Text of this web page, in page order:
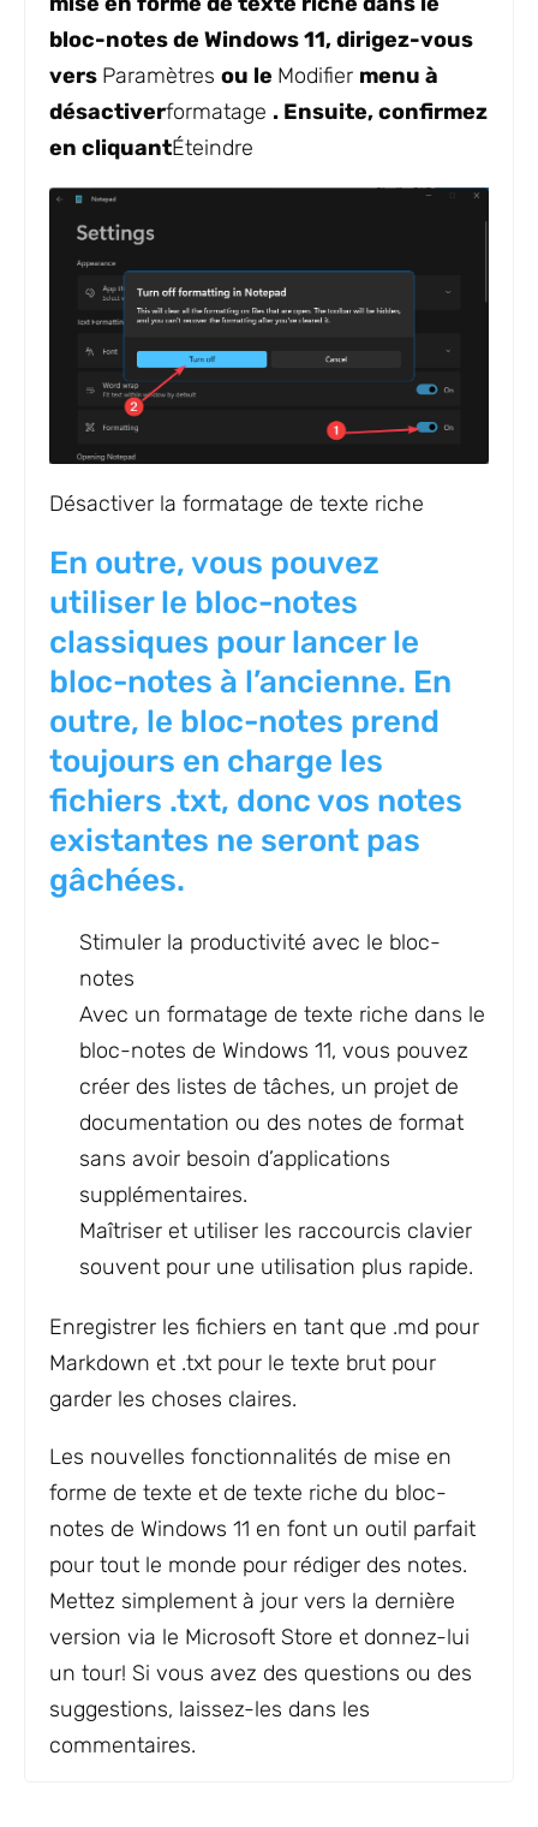
bloc-notes de Windows 11, dirigez-vous
vers Paramètres ou le Modifier menu à
désactiverformatage . Ensuite, confirmez
en cliquantÉteindre
Désactiver la formatage de texte riche
En outre, vous pouvez
utiliser le bloc-notes
classiques pour lancer le
bloc-notes à l’ancienne. En
outre, le bloc-notes prend
toujours en charge les
fichiers .txt, donc vos notes
existantes ne seront pas
gâchées.
Stimuler la productivité avec le bloc-
notes
Avec un formatage de texte riche dans le
bloc-notes de Windows 11, vous pouvez
créer des listes de tâches, un projet de
documentation ou des notes de format
sans avoir besoin d’applications
supplémentaires.
Maîtriser et utiliser les raccourcis clavier
souvent pour une utilisation plus rapide.
Enregistrer les fichiers en tant que .md pour
Markdown et .txt pour le texte brut pour
garder les choses claires.
Les nouvelles fonctionnalités de mise en
forme de texte et de texte riche du bloc-
notes de Windows 11 en font un outil parfait
pour tout le monde pour rédiger des notes.
Mettez simplement à jour vers la dernière
version via le Microsoft Store et donnez-lui
un tour! Si vous avez des questions ou des
suggestions, laissez-les dans les
commentaires.